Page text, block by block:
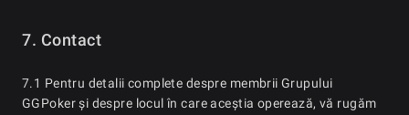
7. Contact
7.1 Pentru detalii complete despre membrii Grupului
GGPoker și despre locul în care aceștia operează, vă rugăm